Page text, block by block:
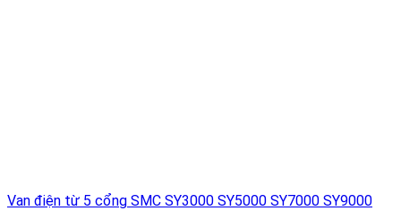
Van điện từ 5 cổng SMC SY3000 SY5000 SY7000 SY9000